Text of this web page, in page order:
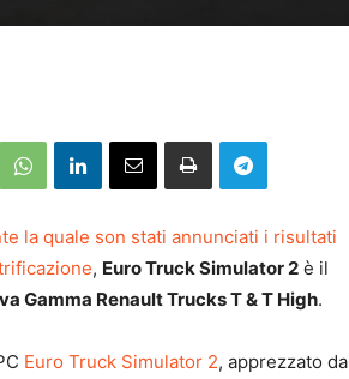
la quale son stati annunciati i risultati
, Euro Truck Simulator 2 è il
Gamma Renault Trucks T & T High.
Euro Truck Simulator 2, apprezzato da